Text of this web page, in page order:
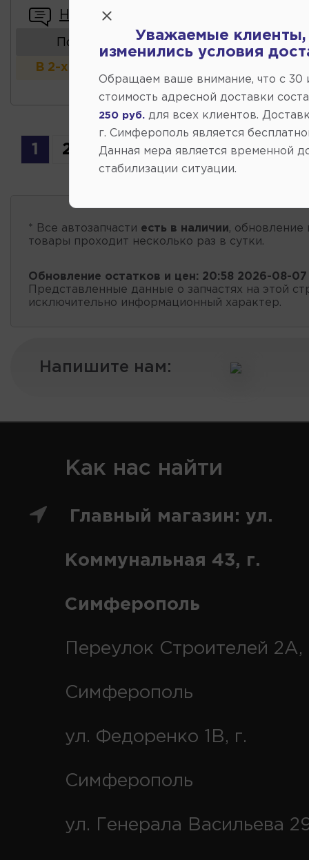
Написать отзыв
Показать аналоги
В 2-х и более магазинах
1 2 3
* Все автозапчасти есть в наличии, обновление
товары проходит несколько раз в сутки.
Обновление остатков и цен: 20:58 2026-08-07
Представленные данные о запчастях на этой
исключительно информационный характер.
Напишите нам:
Как нас найти
Главный магазин: ул.
Коммунальная 43, г.
Симферополь
Переулок Строителей 2А,
Симферополь
ул. Федоренко 1В, г.
Симферополь
ул. Генерала Васильева
Уважаемые клиенты,
изменились условия
Обращаем ваше внимание, что c 30
стоимость адресной доставки
250 руб. для всех клиентов.
г. Симферополь является
Данная мера является временной
стабилизации ситуации.